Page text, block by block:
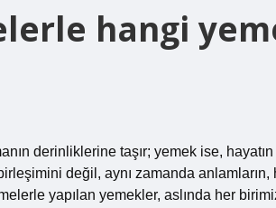
hangi
derinliklerine taşır; yemek ise, hayatın
değil, aynı zamanda
yapılan yemekler, aslında her